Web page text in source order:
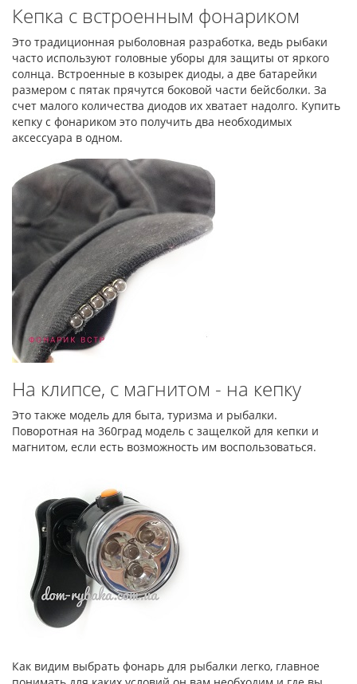
Кепка с встроенным фонариком
Это традиционная рыболовная разработка, ведь рыбаки
часто используют головные уборы для защиты от яркого
солнца. Встроенные в козырек диоды, а две батарейки
размером с пятак прячутся боковой части бейсболки. За
счет малого количества диодов их хватает надолго. Купить
кепку с фонариком это получить два необходимых
аксессуара в одном.
На клипсе, с магнитом - на кепку
Это также модель для быта, туризма и рыбалки.
Поворотная на 360град модель с защелкой для кепки и
магнитом, если есть возможность им воспользоваться.
Как видим выбрать фонарь для рыбалки легко, главное